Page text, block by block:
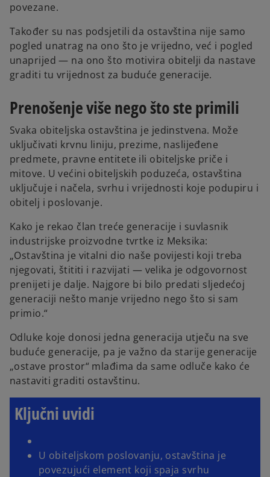
povezane.
Također su nas podsjetili da ostavština nije samo
pogled unatrag na ono što je vrijedno, već i pogled
unaprijed — na ono što motivira obitelji da nastave
graditi tu vrijednost za buduće generacije.
Prenošenje više nego što ste primili
Svaka obiteljska ostavština je jedinstvena. Može
uključivati krvnu liniju, prezime, naslijeđene
predmete, pravne entitete ili obiteljske priče i
mitove. U većini obiteljskih poduzeća, ostavština
uključuje i načela, svrhu i vrijednosti koje podupiru i
obitelj i poslovanje.
Kako je rekao član treće generacije i suvlasnik
industrijske proizvodne tvrtke iz Meksika:
„Ostavština je vitalni dio naše povijesti koji treba
njegovati, štititi i razvijati — velika je odgovornost
prenijeti je dalje. Najgore bi bilo predati sljedećoj
generaciji nešto manje vrijedno nego što si sam
primio.“
Odluke koje donosi jedna generacija utječu na sve
buduće generacije, pa je važno da starije generacije
„ostave prostor“ mlađima da same odluče kako će
nastaviti graditi ostavštinu.
Ključni uvidi
U obiteljskom poslovanju, ostavština je
povezujući element koji spaja svrhu